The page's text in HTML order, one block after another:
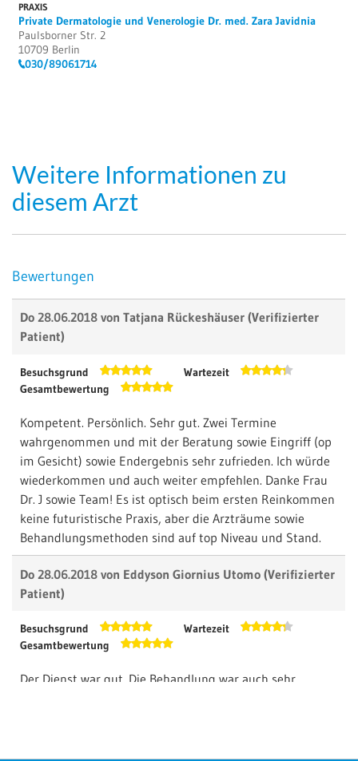
PRAXIS
Private Dermatologie und Venerologie Dr. med. Zara Javidnia
Paulsborner Str. 2
10709 Berlin
030/89061714
Weitere Informationen zu
diesem Arzt
Bewertungen
Do 28.06.2018 vonTatjana Rückeshäuser (Verifizierter
Patient)
Besuchsgrund
Wartezeit
Gesamtbewertung
Kompetent. Persönlich. Sehr gut. Zwei Termine
wahrgenommen und mit der Beratung sowie Eingriff (op
im Gesicht) sowie Endergebnis sehr zufrieden. Ich würde
wiederkommen und auch weiter empfehlen. Danke Frau
Dr. J sowie Team! Es ist optisch beim ersten Reinkommen
keine futuristische Praxis, aber die Arzträume sowie
Behandlungsmethoden sind auf top Niveau und Stand.
Do 28.06.2018 von Eddyson Giornius Utomo (Verifizierter
Patient)
Besuchsgrund
Wartezeit
Gesamtbewertung
Der Dienst war gut. Die Behandlung war auch sehr